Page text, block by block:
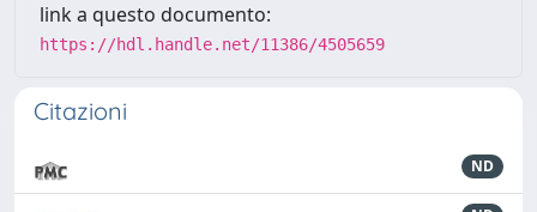
link a questo documento:
https://hdl.handle.net/11386/4505659
Citazioni
ND